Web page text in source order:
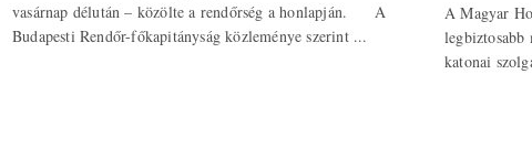
vasárnap délután – közölte a rendőrség a honlapján. A
Budapesti Rendőr-főkapitányság közleménye szerint ...
A Magyar
legbiztosabb
katonai